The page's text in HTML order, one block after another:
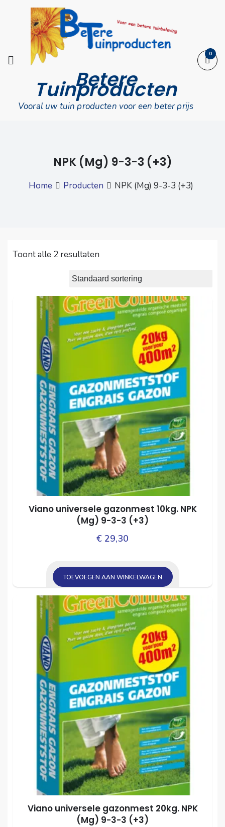
Betere
Tuinproducten
Vooral uw tuin producten voor een beter prijs
0
NPK (Mg) 9­-3­-3 (+3)
Home Producten NPK (Mg) 9­-3­-3 (+3)
Toont alle 2 resultaten
Viano universele gazonmest 10kg. NPK
(Mg) 9­-3­-3 (+3)
€ 29,30
TOEVOEGEN AAN WINKELWAGEN
Viano universele gazonmest 20kg. NPK
(Mg) 9­-3­-3 (+3)